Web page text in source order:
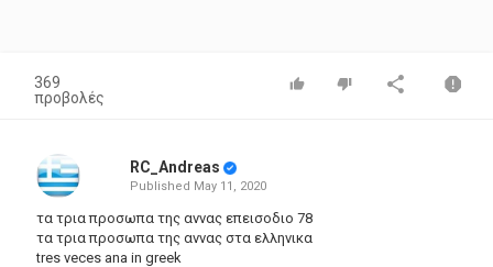
369
προβολές
RC_Andreas
Published May 11, 2020
τα τρια προσωπα της αννας επεισοδιο 78
τα τρια προσωπα της αννας στα ελληνικα
tres veces ana in greek